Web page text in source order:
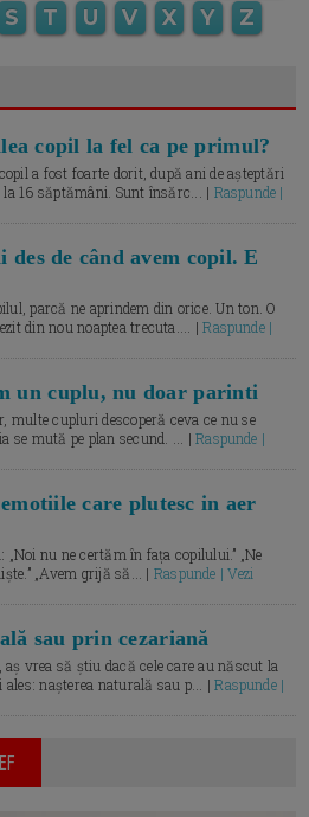
S T U V X Y Z
copil la fel ca pe primul?
a fost foarte dorit, după ani de așteptări
16 săptămâni. Sunt însărc... | Raspunde |
des de când avem copil. E
parcă ne aprindem din orice. Un ton. O
din nou noaptea trecuta.... |Raspunde |
un cuplu, nu doar parinti
multe cupluri descoperă ceva ce nu se
se mută pe plan secund. ... |Raspunde |
care plutesc in aer
nu ne certăm în fața copilului.” „Ne
„Avem grijă să... | Raspunde | Vezi
sau prin cezariană
vrea să știu dacă cele care au născut la
ales: nașterea naturală sau p... |Raspunde |